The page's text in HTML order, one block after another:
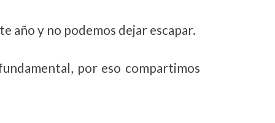
año y no podemos dejar escapar.
por eso compartimos